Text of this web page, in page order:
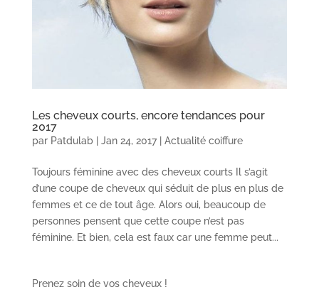
Les cheveux courts, encore tendances pour
2017
par Patdulab| Jan 24, 2017| Actualité coiffure
Toujours féminine avec des cheveux courts Il s’agit
d’une coupe de cheveux qui séduit de plus en plus de
femmes et ce de tout âge. Alors oui, beaucoup de
personnes pensent que cette coupe n’est pas
féminine. Et bien, cela est faux car une femme peut...
Prenez soin de vos cheveux !